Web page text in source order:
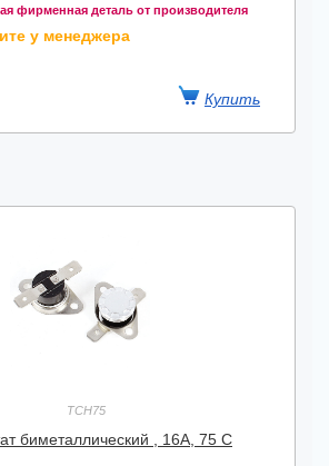
фирменная деталь от производителя
у менеджера
TCH75
биметаллический , 16А, 75 С